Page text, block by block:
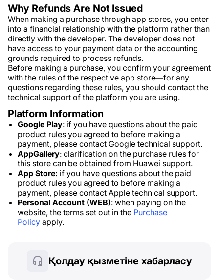
Why Refunds Are Not Issued
When making a purchase through app stores, you enter
into a financial relationship with the platform rather than
directly with the developer. The developer does not
have access to your payment data or the accounting
grounds required to process refunds.
Before making a purchase, you confirm your agreement
with the rules of the respective app store—for any
questions regarding these rules, you should contact the
technical support of the platform you are using.
Platform Information
Google Play: if you have questions about the paid
product rules you agreed to before making a
payment, please contact Google technical support.
AppGallery: clarification on the purchase rules for
this store can be obtained from Huawei support.
App Store: if you have questions about the paid
product rules you agreed to before making a
payment, please contact Apple technical support.
Personal Account (WEB): when paying on the
website, the terms set out in the Purchase
Policy apply.
Қолдау қызметіне хабарласу